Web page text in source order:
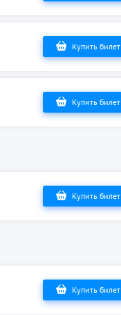
Купить билет
Купить билет
Купить билет
Купить билет